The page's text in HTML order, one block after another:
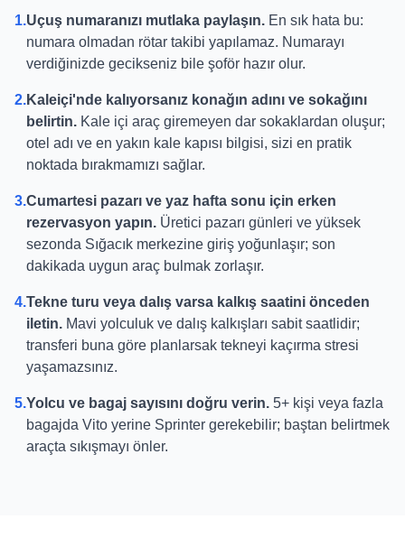
1.Uçuş numaranızı mutlaka paylaşın. En sık hata bu:
numara olmadan rötar takibi yapılamaz. Numarayı
verdiğinizde gecikseniz bile şoför hazır olur.
2.Kaleiçi'nde kalıyorsanız konağın adını ve sokağını
belirtin. Kale içi araç giremeyen dar sokaklardan oluşur;
otel adı ve en yakın kale kapısı bilgisi, sizi en pratik
noktada bırakmamızı sağlar.
3.Cumartesi pazarı ve yaz hafta sonu için erken
rezervasyon yapın. Üretici pazarı günleri ve yüksek
sezonda Sığacık merkezine giriş yoğunlaşır; son
dakikada uygun araç bulmak zorlaşır.
4.Tekne turu veya dalış varsa kalkış saatini önceden
iletin. Mavi yolculuk ve dalış kalkışları sabit saatlidir;
transferi buna göre planlarsak tekneyi kaçırma stresi
yaşamazsınız.
5.Yolcu ve bagaj sayısını doğru verin. 5+ kişi veya fazla
bagajda Vito yerine Sprinter gerekebilir; baştan belirtmek
araçta sıkışmayı önler.